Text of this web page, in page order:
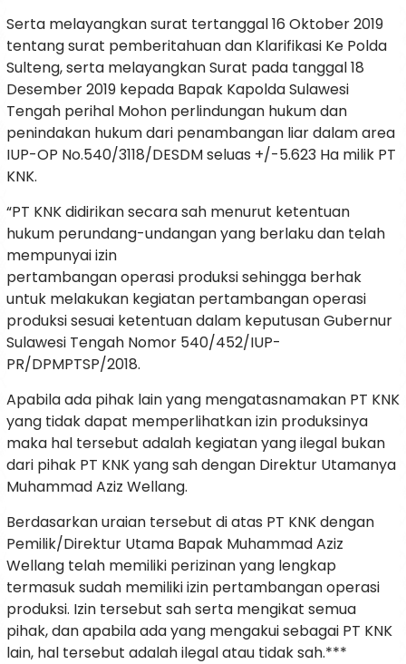
Serta melayangkan surat tertanggal 16 Oktober 2019
tentang surat pemberitahuan dan Klarifikasi Ke Polda
Sulteng, serta melayangkan Surat pada tanggal 18
Desember 2019 kepada Bapak Kapolda Sulawesi
Tengah perihal Mohon perlindungan hukum dan
penindakan hukum dari penambangan liar dalam area
IUP-OP No.540/3118/DESDM seluas +/-5.623 Ha milik PT
KNK.
“PT KNK didirikan secara sah menurut ketentuan
hukum perundang-undangan yang berlaku dan telah
mempunyai izin
pertambangan operasi produksi sehingga berhak
untuk melakukan kegiatan pertambangan operasi
produksi sesuai ketentuan dalam keputusan Gubernur
Sulawesi Tengah Nomor 540/452/IUP-
PR/DPMPTSP/2018.
Apabila ada pihak lain yang mengatasnamakan PT KNK
yang tidak dapat memperlihatkan izin produksinya
maka hal tersebut adalah kegiatan yang ilegal bukan
dari pihak PT KNK yang sah dengan Direktur Utamanya
Muhammad Aziz Wellang.
Berdasarkan uraian tersebut di atas PT KNK dengan
Pemilik/Direktur Utama Bapak Muhammad Aziz
Wellang telah memiliki perizinan yang lengkap
termasuk sudah memiliki izin pertambangan operasi
produksi. Izin tersebut sah serta mengikat semua
pihak, dan apabila ada yang mengakui sebagai PT KNK
lain, hal tersebut adalah ilegal atau tidak sah.***